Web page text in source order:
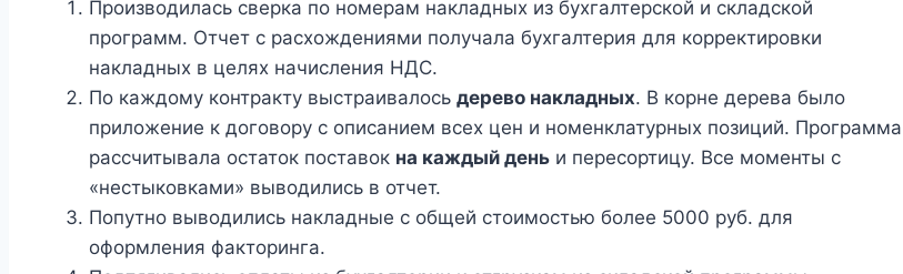
Производилась сверка по номерам накладных из бухгалтерской и складской
программ. Отчет с расхождениями получала бухгалтерия для корректировки
накладных в целях начисления НДС.
По каждому контракту выстраивалось дерево накладных. В корне дерева было
приложение к договору с описанием всех цен и номенклатурных позиций. Программа
рассчитывала остаток поставок на каждый день и пересортицу. Все моменты с
«нестыковками» выводились в отчет.
Попутно выводились накладные с общей стоимостью более 5000 руб. для
оформления факторинга.